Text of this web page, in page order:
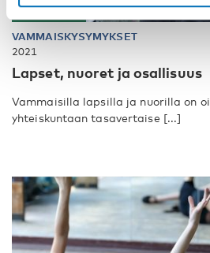
Toteutunut
VAMMAISKYSYMYKSET
2021
Lapset, nuoret ja osallisuus
Vammaisilla lapsilla ja nuorilla on
yhteiskuntaan tasavertaise [...]